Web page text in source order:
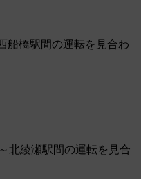
船橋駅間の運転を見合わ
北綾瀬駅間の運転を見合